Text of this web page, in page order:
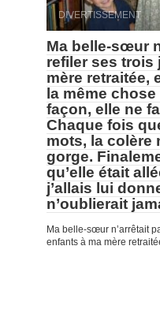
DIVERTISSEMENT
Ma belle-sœur
refiler ses trois
mère retraitée,
la même
façon, elle ne
Chaque fois
mots, la colère
gorge.
qu’elle était
j’allais lui
n’oublierait
Ma belle-sœur n’arrêtait
enfants à ma mère